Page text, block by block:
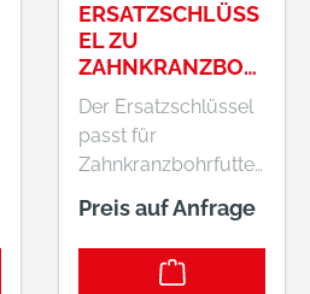
ERSATZSCHLÜSS
EL ZU
ZAHNKRANZBOH
RFUTTER S2, C,
110 MM, 40 MM, 4
MM, 6 MM
Der Ersatzschlüssel
passt für
Zahnkranzbohrfutter.
Es muss der richtige
Typ des
Ersatzschlüssels (A,
B, C, D, F, G)
Preis auf Anfrage